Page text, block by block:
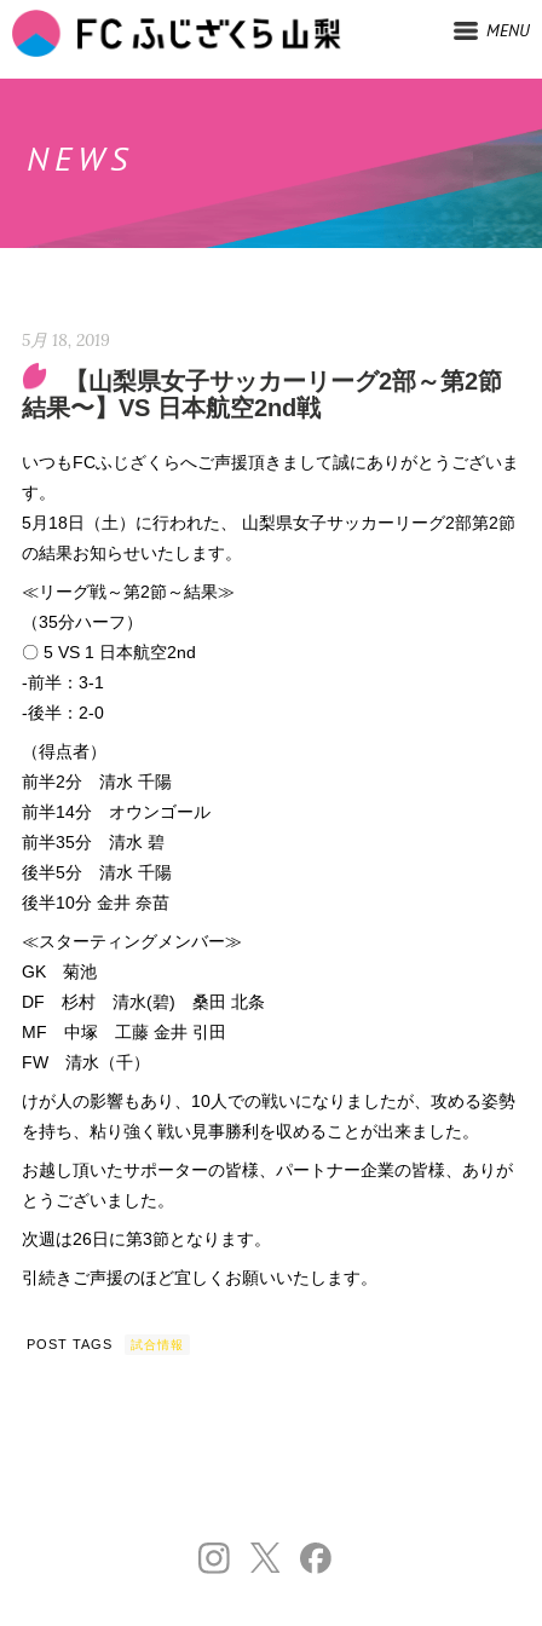
MENU
NEWS
5月 18, 2019
【山梨県女子サッカーリーグ2部～第2節
結果〜】VS 日本航空2nd戦
いつもFCふじざくらへご声援頂きまして誠にありがとうございま
す。
5月18日（土）に行われた、 山梨県女子サッカーリーグ2部第2節
の結果お知らせいたします。
≪リーグ戦～第2節～結果≫
（35分ハーフ）
〇 5 VS 1 日本航空2nd
-前半：3-1
-後半：2-0
（得点者）
前半2分 清水 千陽
前半14分 オウンゴール
前半35分 清水 碧
後半5分 清水 千陽
後半10分 金井 奈苗
≪スターティングメンバー≫
GK 菊池
DF 杉村 清水(碧) 桑田 北条
MF 中塚 工藤 金井 引田
FW 清水（千）
けが人の影響もあり、10人での戦いになりましたが、攻める姿勢
を持ち、粘り強く戦い見事勝利を収めることが出来ました。
お越し頂いたサポーターの皆様、パートナー企業の皆様、ありが
とうございました。
次週は26日に第3節となります。
引続きご声援のほど宜しくお願いいたします。
POST TAGS 試合情報